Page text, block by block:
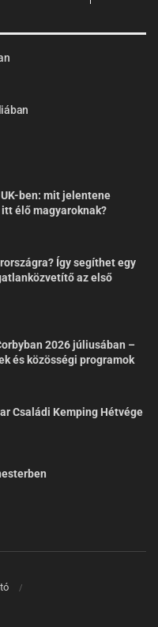
ben: mit jelentene
élő magyaroknak?
Így segíthet egy
az első
2026 júliusában –
és közösségi programok
Családi Kemping Hétvége